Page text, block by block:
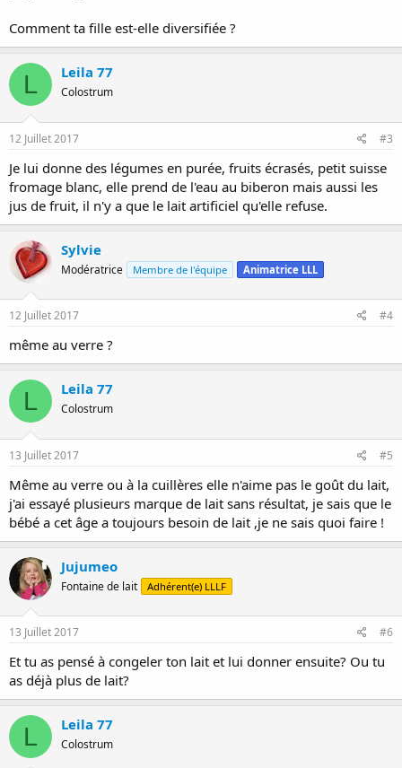
Comment ta fille est-elle diversifiée ?
L Leila 77
Colostrum
12 Juillet 2017 #3
Je lui donne des légumes en purée, fruits écrasés, petit suisse
fromage blanc, elle prend de l'eau au biberon mais aussi les
jus de fruit, il n'y a que le lait artificiel qu'elle refuse.
Sylvie
Modératrice Membre de l'équipe Animatrice LLL
12 Juillet 2017 #4
même au verre ?
L Leila 77
Colostrum
13 Juillet 2017 #5
Même au verre ou à la cuillères elle n'aime pas le goût du lait,
j'ai essayé plusieurs marque de lait sans résultat, je sais que le
bébé a cet âge a toujours besoin de lait ,je ne sais quoi faire !
Jujumeo
Fontaine de lait Adhérent(e) LLLF
13 Juillet 2017 #6
Et tu as pensé à congeler ton lait et lui donner ensuite? Ou tu
as déjà plus de lait?
L Leila 77
Colostrum